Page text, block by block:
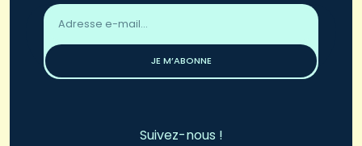
Adresse
email
JE M’ABONNE
Suivez-nous !